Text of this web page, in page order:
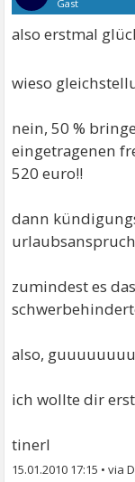
Gast
also erstmal
wieso
nein, 50 %
eingetragenen
520 euro!!
dann
zumindest es
also,
ich wollte dir
tinerl
15.01.2010 17:15 •